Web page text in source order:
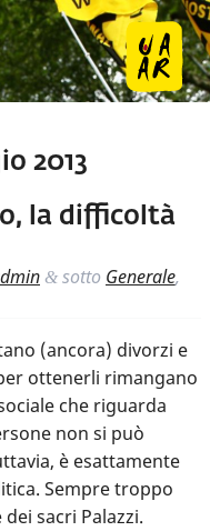
2013
la difficoltà
& sotto Generale,
(ancora) divorzi e
ottenerli rimangano
che riguarda
non si può
è esattamente
Sempre troppo
sacri Palazzi.